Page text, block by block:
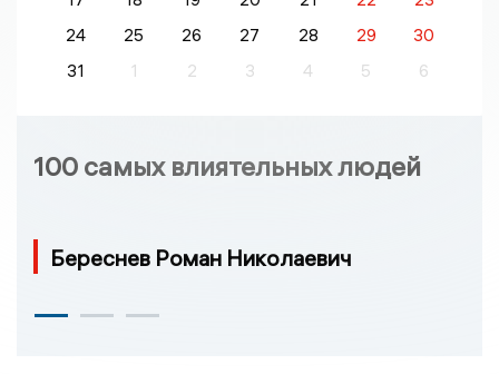
24
25 26 27 28 29
30
31
1 2 3 4 5 6
100 самых влиятельных людей
Береснев Роман Николаевич